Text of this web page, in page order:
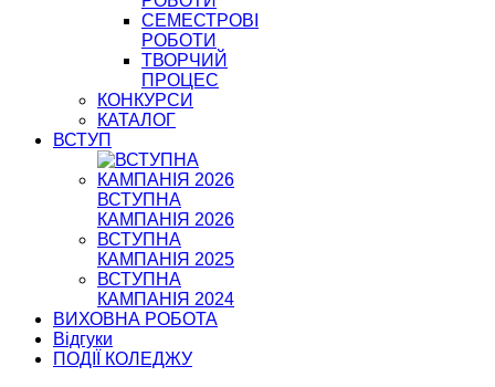
СЕМЕСТРОВІ
РОБОТИ
ТВОРЧИЙ
ПРОЦЕС
КОНКУРСИ
КАТАЛОГ
ВСТУП
ВСТУПНА
КАМПАНІЯ 2026
ВСТУПНА
КАМПАНІЯ 2025
ВСТУПНА
КАМПАНІЯ 2024
ВИХОВНА РОБОТА
Відгуки
ПОДІЇ КОЛЕДЖУ